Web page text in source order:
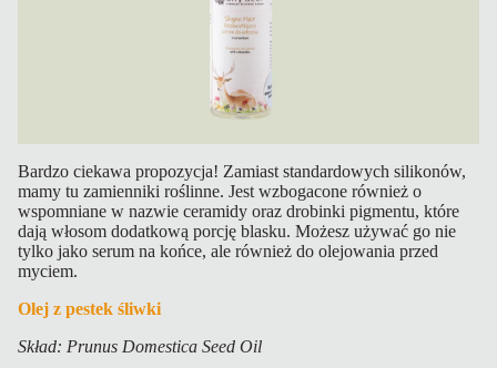
Bardzo ciekawa propozycja! Zamiast standardowych silikonów,
mamy tu zamienniki roślinne. Jest wzbogacone również o
wspomniane w nazwie ceramidy oraz drobinki pigmentu, które
dają włosom dodatkową porcję blasku. Możesz używać go nie
tylko jako serum na końce, ale również do olejowania przed
myciem.
Olej z pestek śliwki
Skład: Prunus Domestica Seed Oil